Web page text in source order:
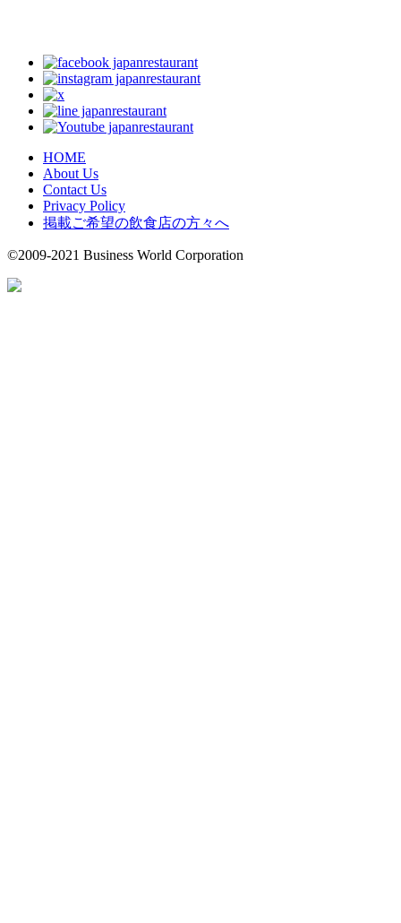
HOME
About Us
Contact Us
Privacy Policy
掲載ご希望の飲食店の方々へ
©2009-2021 Business World Corporation